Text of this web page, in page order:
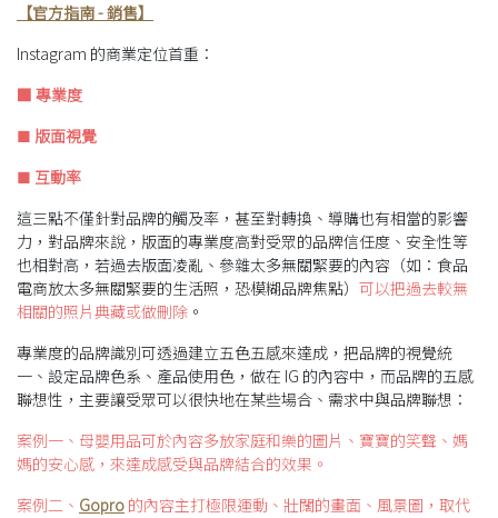
【官方指南 - 銷售】
Instagram 的商業定位首重：
■ 專業度
■ 版面視覺
■ 互動率
這三點不僅針對品牌的觸及率，甚至對轉換、導購也有相當的影響
力，對品牌來說，版面的專業度高對受眾的品牌信任度、安全性等
也相對高，若過去版面凌亂、參雜太多無關緊要的內容（如：食品
電商放太多無關緊要的生活照，恐模糊品牌焦點） 可以把過去較無
相關的照片典藏或做刪除 。
專業度的品牌識別可透過建立五色五感來達成，把品牌的視覺統
一、設定品牌色系、產品使用色，做在 IG 的內容中，而品牌的五感
聯想性，主要讓受眾可以很快地在某些場合、需求中與品牌聯想：
案例一、母嬰用品可於內容多放家庭和樂的圖片、寶寶的笑聲、媽
媽的安心感，來達成感受與品牌結合的效果。
案例二、 Gopro 的內容主打極限運動、壯闊的畫面、風景圖，取代